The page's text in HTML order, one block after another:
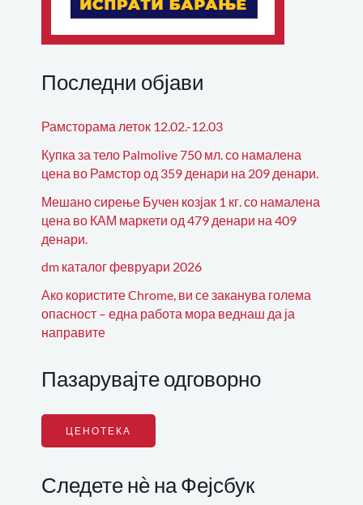
Последни објави
Рамсторама леток 12.02.-12.03
Купка за тело Palmolive 750 мл. со намалена
цена во Рамстор од 359 денари на 209 денари.
Мешано сирење Бучен козјак 1 кг. со намалена
цена во КАМ маркети од 479 денари на 409
денари.
dm каталог февруари 2026
Ако користите Chrome, ви се заканува голема
опасност – една работа мора веднаш да ја
направите
Пазарувајте одговорно
ЦЕНОТЕКА
Следете нѐ на Фејсбук